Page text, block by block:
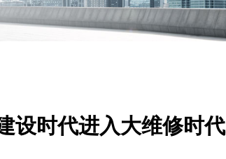
设时代进入大维修时代